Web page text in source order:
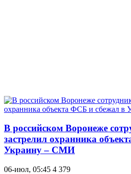
В российском Воронеже
застрелил охранника
Украину – СМИ
06-июл, 05:45 4 379